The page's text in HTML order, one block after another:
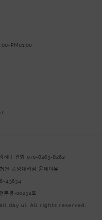
PM01:00
혜 | 전화 070-8263-8262
천 중앙대리점 올데이유
43634
부평-00232호
(all day u). All rights reserved.